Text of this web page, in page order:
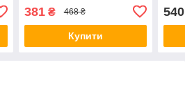
381₴ 468 ₴
Купити
540